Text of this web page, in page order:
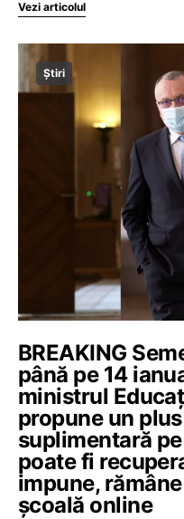
Vezi articolul
Știri
BREAKING
până pe 14
ministrul
propune un
suplimentară
poate fi
impune,
școală online